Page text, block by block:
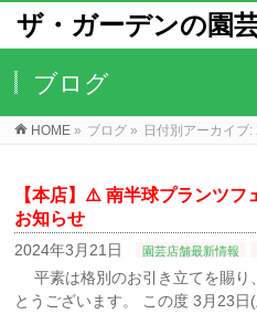
ザ・ガーデンの園
ブログ
HOME » ブログ » 日付別アーカイブ
【本店】⚠️ 南半球プランツフ
お知らせ
2024年3月21日 園芸店舗最新情報
平素は格別のお引き立てを賜り
とうございます。 この度 3月23日